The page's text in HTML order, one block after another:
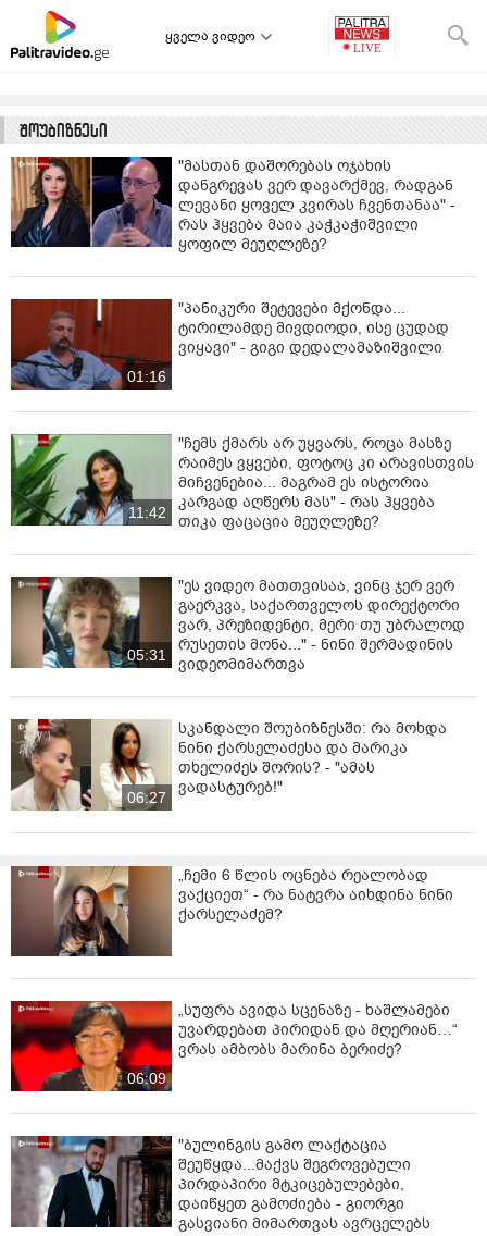
ყველა ვიდეო
შოუბიზნესი
"მასთან დაშორებას ოჯახის
დანგრევას ვერ დავარქმევ, რადგან
ლევანი ყოველ კვირას ჩვენთანაა" -
რას ჰყვება მაია კაჭკაჭიშვილი
ყოფილ მეუღლეზე?
01:16
"პანიკური შეტევები მქონდა...
ტირილამდე მივდიოდი, ისე ცუდად
ვიყავი" - გიგი დედალამაზიშვილი
11:42
"ჩემს ქმარს არ უყვარს, როცა მასზე
რაიმეს ვყვები, ფოტოც კი არავისთვის
მიჩვენებია... მაგრამ ეს ისტორია
კარგად აღწერს მას" - რას ჰყვება
თიკა ფაცაცია მეუღლეზე?
05:31
"ეს ვიდეო მათთვისაა, ვინც ჯერ ვერ
გაერკვა, საქართველოს დირექტორი
ვარ, პრეზიდენტი, მერი თუ უბრალოდ
რუსეთის მონა..." - ნინი შერმადინის
ვიდეომიმართვა
06:27
სკანდალი შოუბიზნესში: რა მოხდა
ნინი ქარსელაძესა და მარიკა
თხელიძეს შორის? - "ამას
ვადასტურებ!"
„ჩემი 6 წლის ოცნება რეალობად
ვაქციეთ“ - რა ნატვრა აიხდინა ნინი
ქარსელაძემ?
06:09
„სუფრა ავიდა სცენაზე - ხაშლამები
უვარდებათ პირიდან და მღერიან…“
ვრას ამბობს მარინა ბერიძე?
"ბულინგის გამო ლაქტაცია
შეუწყდა...მაქვს შეგროვებული
პირდაპირი მტკიცებულებები,
დაიწყეთ გამოძიება - გიორგი
გასვიანი მიმართვას ავრცელებს